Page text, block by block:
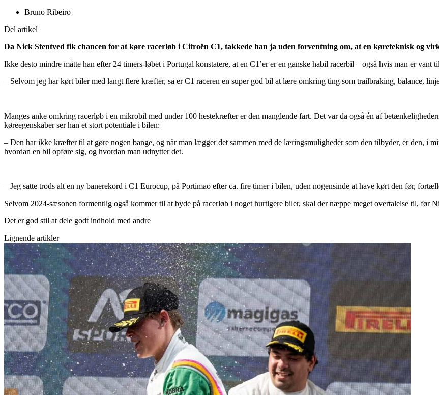
Bruno Ribeiro
Del artikel
Da Nick Stentved fik chancen for at køre racerløb i Citroën C1, takkede han ja uden forventning om, at en køreteknisk og
Ikke desto mindre måtte han efter 24 timers-løbet i Portugal konstatere, at en C1’er er en ganske habil racerbil – også hvis man er vant
– Selvom jeg har kørt biler med langt flere kræfter, så er C1 raceren en super god bil at lære omkring ting som trailbraking, balance,
Manges anke omkring racerløb i en mikrobil med under 100 hestekræfter er den manglende fart. Det var da også én af
køreegenskaber ser han et stort potentiale i bilen:
– Den har ikke kræfter til at gøre nogen bange, og når man lægger det sammen med de læringsmuligheder som den tilbyder, er den, i
hvordan en bil opføre sig, og hvordan man udnytter det.
– Jeg satte trods alt en ny banerekord i C1 Eurocup, på Portimao efter ca. fire timer i bilen, uden nogensinde at have kørt den før,
Selvom 2024-sæsonen formentlig også kommer til at byde på racerløb i noget hurtigere biler, skal der næppe meget overtalelse til, før
Det er god stil at dele godt indhold med andre
Lignende artikler